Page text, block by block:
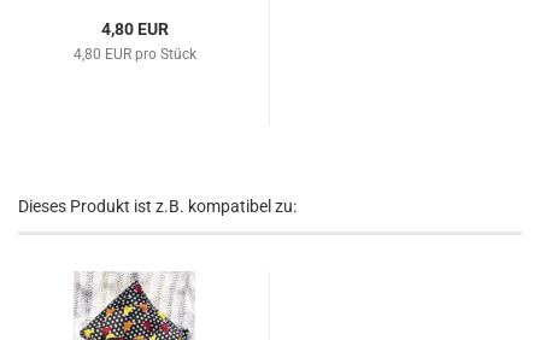
4,80 EUR
4,80 EUR pro Stück
Dieses Produkt ist z.B. kompatibel zu: